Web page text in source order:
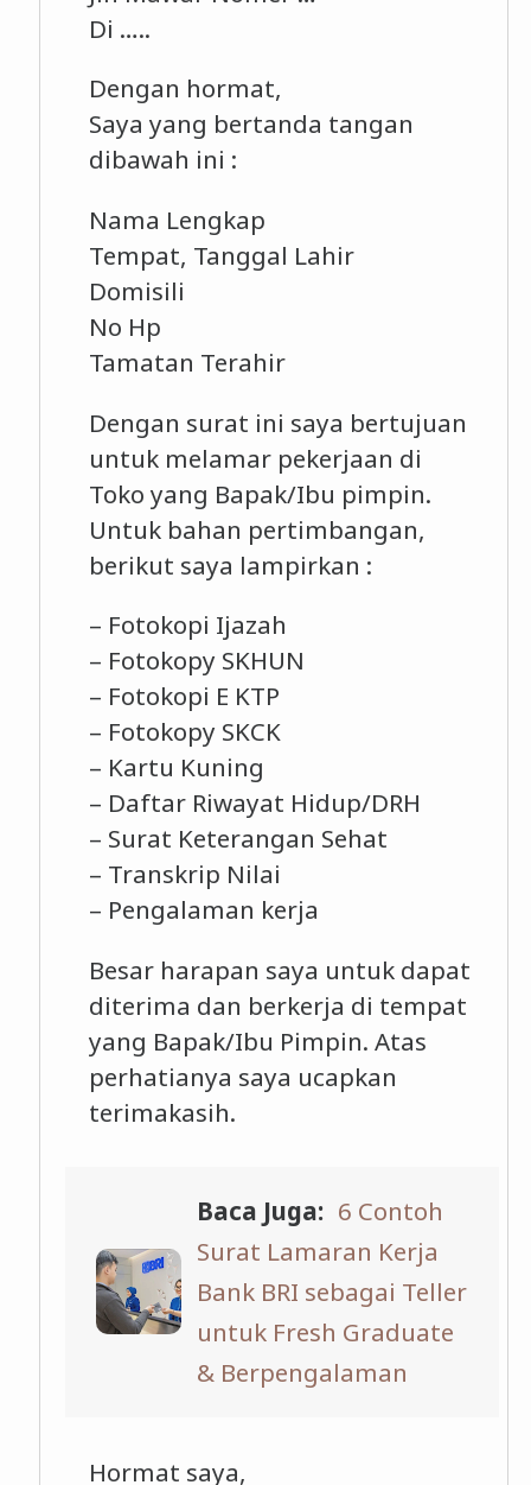
Di …..
Dengan hormat,
Saya yang bertanda tangan
dibawah ini :
Nama Lengkap
Tempat, Tanggal Lahir
Domisili
No Hp
Tamatan Terahir
Dengan surat ini saya bertujuan
untuk melamar pekerjaan di
Toko yang Bapak/Ibu pimpin.
Untuk bahan pertimbangan,
berikut saya lampirkan :
– Fotokopi Ijazah
– Fotokopy SKHUN
– Fotokopi E KTP
– Fotokopy SKCK
– Kartu Kuning
– Daftar Riwayat Hidup/DRH
– Surat Keterangan Sehat
– Transkrip Nilai
– Pengalaman kerja
Besar harapan saya untuk dapat
diterima dan berkerja di tempat
yang Bapak/Ibu Pimpin. Atas
perhatianya saya ucapkan
terimakasih.
Baca Juga: 6 Contoh
Surat Lamaran Kerja
Bank BRI sebagai Teller
untuk Fresh Graduate
& Berpengalaman
Hormat saya,